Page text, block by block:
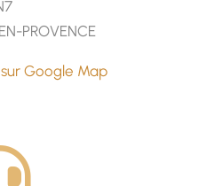
PROVENCE
Google Map